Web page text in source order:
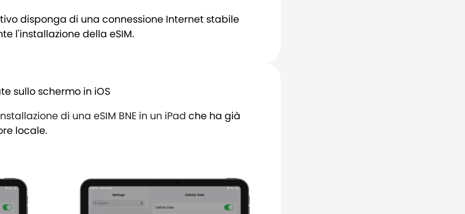
disponga di una connessione Internet stabile
l'installazione della eSIM.
sullo schermo in iOS
di una eSIM BNE in un iPad che ha già
locale.